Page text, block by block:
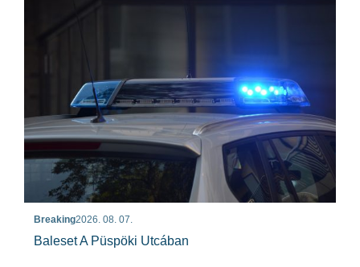
Breaking2026. 08. 07.
Baleset A Püspöki Utcában